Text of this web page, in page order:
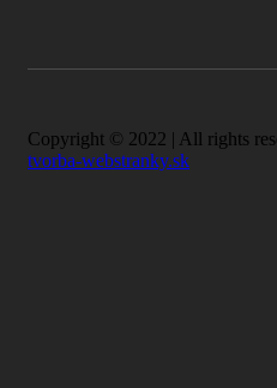
Copyright © 2022 | All rights
tvorba-webstranky.sk